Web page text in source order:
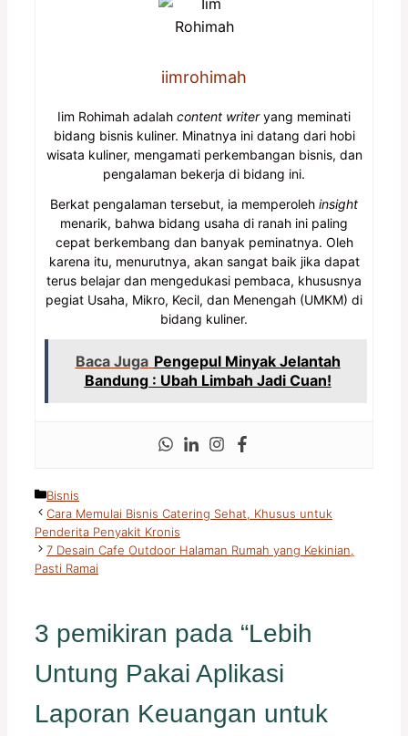
iimrohimah
Iim Rohimah adalah content writeryang meminati
bidang bisnis kuliner. Minatnya ini datang dari hobi
wisata kuliner, mengamati perkembangan bisnis, dan
pengalaman bekerja di bidang ini.
Berkat pengalaman tersebut, ia memperoleh insight
menarik, bahwa bidang usaha di ranah ini paling
cepat berkembang dan banyak peminatnya. Oleh
karena itu, menurutnya, akan sangat baik jika dapat
terus belajar dan mengedukasi pembaca, khususnya
pegiat Usaha, Mikro, Kecil, dan Menengah (UMKM) di
bidang kuliner.
Baca Juga Pengepul Minyak Jelantah
Bandung : Ubah Limbah Jadi Cuan!
Kategori
Bisnis
Cara Memulai Bisnis Catering Sehat, Khusus untuk
Penderita Penyakit Kronis
7 Desain Cafe Outdoor Halaman Rumah yang Kekinian,
Pasti Ramai
3 pemikiran pada “Lebih
Untung Pakai Aplikasi
Laporan Keuangan untuk